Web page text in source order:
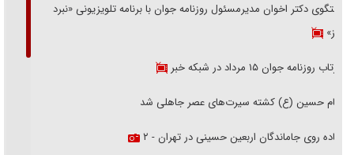
گفتگوی دکتر اخوان مدیرمسئول روزنامه جوان با برنامه تلویزیونی «نبرد
هرمز»
بازتاب روزنامه جوان ۱۵ مرداد در شبکه خبر
امام حسین (ع) کشته سیرت‌های عصر جاهلی شد
پیاده روی جاماندگان اربعین حسینی در تهران - ۲